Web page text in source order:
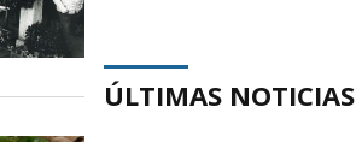
ÚLTIMAS NOTICIAS